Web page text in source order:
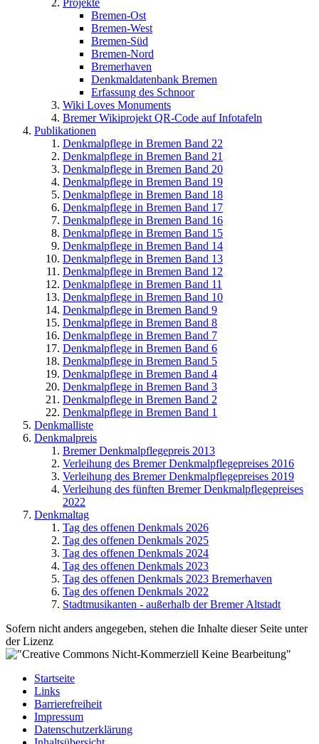
Bremen-Ost
Bremen-West
Bremen-Süd
Bremen-Nord
Bremerhaven
Denkmaldatenbank Bremen
Erfassung des Schnoor
Wiki Loves Monuments
Bremer Wikiprojekt QR-Code auf Infotafeln
Publikationen
Denkmalpflege in Bremen Band 22
Denkmalpflege in Bremen Band 21
Denkmalpflege in Bremen Band 20
Denkmalpflege in Bremen Band 19
Denkmalpflege in Bremen Band 18
Denkmalpflege in Bremen Band 17
Denkmalpflege in Bremen Band 16
Denkmalpflege in Bremen Band 15
Denkmalpflege in Bremen Band 14
Denkmalpflege in Bremen Band 13
Denkmalpflege in Bremen Band 12
Denkmalpflege in Bremen Band 11
Denkmalpflege in Bremen Band 10
Denkmalpflege in Bremen Band 9
Denkmalpflege in Bremen Band 8
Denkmalpflege in Bremen Band 7
Denkmalpflege in Bremen Band 6
Denkmalpflege in Bremen Band 5
Denkmalpflege in Bremen Band 4
Denkmalpflege in Bremen Band 3
Denkmalpflege in Bremen Band 2
Denkmalpflege in Bremen Band 1
Denkmalliste
Denkmalpreis
Bremer Denkmalpflegepreis 2013
Verleihung des Bremer Denkmalpflegepreises 2016
Verleihung des Bremer Denkmalpflegepreises 2019
Verleihung des fünften Bremer Denkmalpflegepreises
2022
Denkmaltag
Tag des offenen Denkmals 2026
Tag des offenen Denkmals 2025
Tag des offenen Denkmals 2024
Tag des offenen Denkmals 2023
Tag des offenen Denkmals 2023 Bremerhaven
Tag des offenen Denkmals 2022
Stadtmusikanten - außerhalb der Bremer Altstadt
Sofern nicht anders angegeben, stehen die Inhalte dieser Seite unter
der Lizenz
Startseite
Links
Barrierefreiheit
Impressum
Datenschutzerklärung